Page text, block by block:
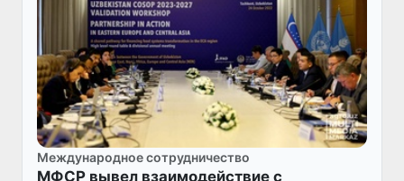
Международное сотрудничество
МФСР вывел взаимодействие с